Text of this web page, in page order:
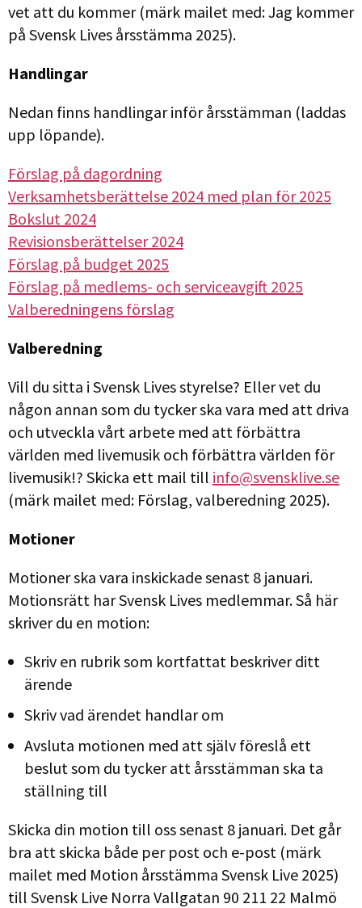
vet att du kommer (märk mailet med: Jag kommer
på Svensk Lives årsstämma 2025).
Handlingar
Nedan finns handlingar inför årsstämman (laddas
upp löpande).
Förslag på dagordning
Verksamhetsberättelse 2024 med plan för 2025
Bokslut 2024
Revisionsberättelser 2024
Förslag på budget 2025
Förslag på medlems- och serviceavgift 2025
Valberedningens förslag
Valberedning
Vill du sitta i Svensk Lives styrelse? Eller vet du
någon annan som du tycker ska vara med att driva
och utveckla vårt arbete med att förbättra
världen med livemusik och förbättra världen för
livemusik!? Skicka ett mail till info@svensklive.se
(märk mailet med: Förslag, valberedning 2025).
Motioner
Motioner ska vara inskickade senast 8 januari.
Motionsrätt har Svensk Lives medlemmar. Så här
skriver du en motion:
Skriv en rubrik som kortfattat beskriver ditt
ärende
Skriv vad ärendet handlar om
Avsluta motionen med att själv föreslå ett
beslut som du tycker att årsstämman ska ta
ställning till
Skicka din motion till oss senast 8 januari. Det går
bra att skicka både per post och e-post (märk
mailet med Motion årsstämma Svensk Live 2025)
till Svensk Live Norra Vallgatan 90 211 22 Malmö